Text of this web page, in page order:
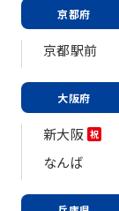
京都府
京都駅前
大阪府
新大阪 祝
なんば